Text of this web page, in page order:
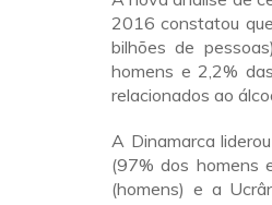
2016 constatou
bilhões de
homens e 2,2%
relacionados ao
A Dinamarca
(97% dos homens
(homens) e a